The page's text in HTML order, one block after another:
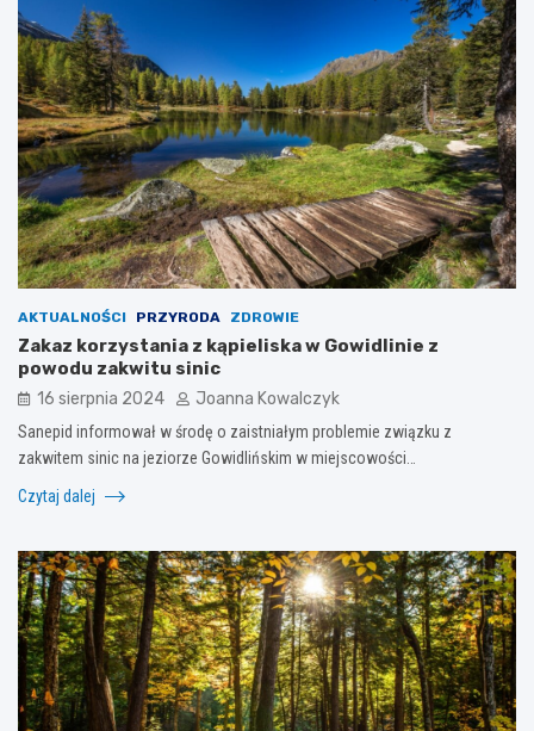
AKTUALNOŚCI PRZYRODA ZDROWIE
Zakaz korzystania z kąpieliska w Gowidlinie z
powodu zakwitu sinic
16 sierpnia 2024 Joanna Kowalczyk
Sanepid informował w środę o zaistniałym problemie związku z
zakwitem sinic na jeziorze Gowidlińskim w miejscowości…
Czytaj dalej